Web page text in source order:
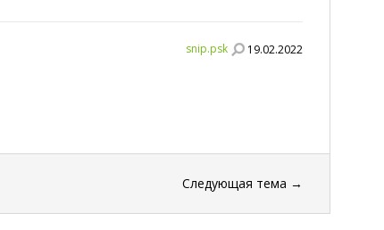
snip.psk 19.02.2022
Следующая тема →